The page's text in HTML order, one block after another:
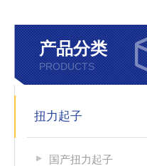
产品分类
PRODUCTS
扭力起子
国产扭力起子